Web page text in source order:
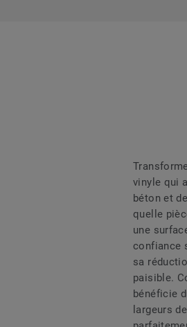
vinyle qui
béton et
quelle
une
confiance
sa
paisible.
bénéficie
largeurs